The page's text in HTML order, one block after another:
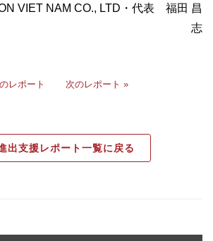
VIET NAM CO., LTD・代表 福田 昌
志
レポート 次のレポート »
出支援レポート一覧に戻る